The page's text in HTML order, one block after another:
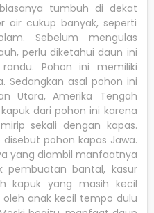
tumbuh di dekat
air cukup banyak, seperti
Sebelum mengulas
perlu diketahui daun ini
Pohon ini memiliki
Sedangkan asal pohon ini
Utara, Amerika Tengah
dari pohon ini karena
sekali dengan kapas.
pohon kapas Jawa.
yang diambil manfaatnya
pembuatan bantal, kasur
kapuk yang masih kecil
anak kecil tempo dulu